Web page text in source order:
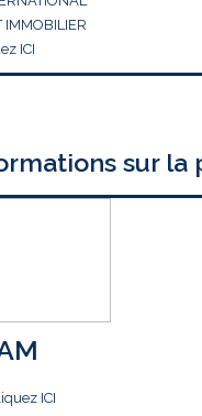
IMMOBILIER
ICI
sur
ICI